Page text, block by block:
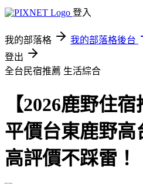
登入
我的部落格 我的部落格後台
登出
全台民宿推薦 生活綜合
【2026鹿野住
平價台東鹿野高
高評價不踩雷！